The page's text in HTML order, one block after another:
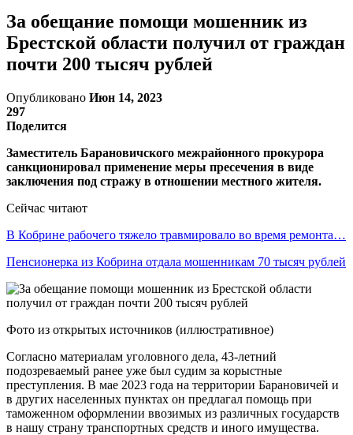
За обещание помощи мошенник из
Брестской области получил от граждан
почти 200 тысяч рублей
Опубликовано Июн 14, 2023
297
Поделится
Заместитель Барановичского межрайонного прокурора
санкционировал применение меры пресечения в виде
заключения под стражу в отношении местного жителя.
Сейчас читают
В Кобрине рабочего тяжело травмировало во время ремонта…
Пенсионерка из Кобрина отдала мошенникам 70 тысяч рублей
Фото из открытых источников (иллюстративное)
Согласно материалам уголовного дела, 43-летний
подозреваемый ранее уже был судим за корыстные
преступления. В мае 2023 года на территории Барановичей и
в других населенных пунктах он предлагал помощь при
таможенном оформлении ввозимых из различных государств
в нашу страну транспортных средств и иного имущества.